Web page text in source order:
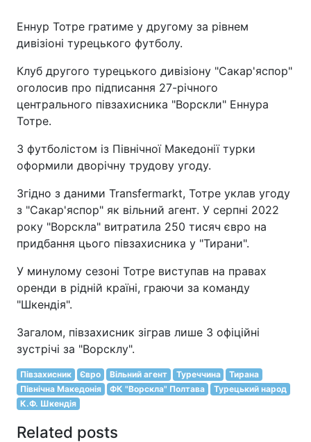
Еннур Тотре гратиме у другому за рівнем
дивізіоні турецького футболу.
Клуб другого турецького дивізіону "Сакар'яспор"
оголосив про підписання 27-річного
центрального півзахисника "Ворскли" Еннура
Тотре.
З футболістом із Північної Македонії турки
оформили дворічну трудову угоду.
Згідно з даними Transfermarkt, Тотре уклав угоду
з "Сакар'яспор" як вільний агент. У серпні 2022
року "Ворскла" витратила 250 тисяч євро на
придбання цього півзахисника у "Тирани".
У минулому сезоні Тотре виступав на правах
оренди в рідній країні, граючи за команду
"Шкендія".
Загалом, півзахисник зіграв лише 3 офіційні
зустрічі за "Ворсклу".
Півзахисник Євро Вільний агент Туреччина
Тирана
Північна Македонія
ФК "Ворскла" Полтава
Турецький народ
К.Ф. Шкендія
Related posts